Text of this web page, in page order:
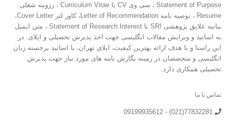
Statement of Purpose ، سی وی CV یا Curriculum Vitae ، رزومه شغلی
Resume ، توصیه نامه Letter of Recommendation، کاور لتر Cover Letter،
بیانیه علایق پژوهشی SRI یا Statement of Research Interest ، متن ایمیل
به اساتید و ویرایش مقالات انگلیسی جهت اخذ پذیرش تحصیلی و اپلای. در
این راستا و با هدف ارائه بهترین کیفیت، اپلای تهران، با اساتید برجسته زبان
انگلیسی و متخصصان در زمینه نگارش نامه های مورد نیاز جهت پذیرش
تحصیلی همکاری دارد.
تماس با ما